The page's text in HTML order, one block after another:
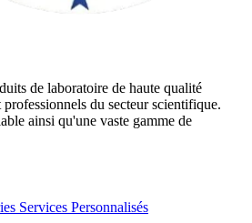
de laboratoire de haute qualité
professionnels du secteur scientifique.
ainsi qu'une vaste gamme de
Services Personnalisés